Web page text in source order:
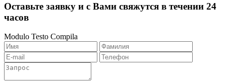
Оставьте заявку и с Вами свяжутся в течении 24
часов
Modulo Testo Compila